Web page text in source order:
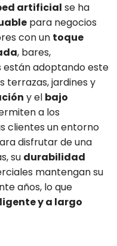
artificial se ha
para negocios
con un toque
, bares,
están adoptando este
terrazas, jardines y
y el bajo
a los
clientes un entorno
disfrutar de una
su durabilidad
mantengan su
años, lo que
y a largo